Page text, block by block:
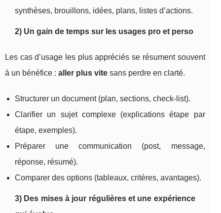
synthèses, brouillons, idées, plans, listes d’actions.
2) Un gain de temps sur les usages pro et perso
Les cas d’usage les plus appréciés se résument souvent
à un bénéfice : aller plus vite sans perdre en clarté.
Structurer un document (plan, sections, check-list).
Clarifier un sujet complexe (explications étape par
étape, exemples).
Préparer une communication (post, message,
réponse, résumé).
Comparer des options (tableaux, critères, avantages).
3) Des mises à jour régulières et une expérience